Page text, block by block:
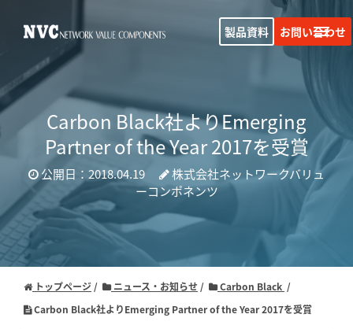
製品資料 お問い合わせ
Carbon Black社よりEmerging
Partner of the Year 2017を受賞
公開日：2018.04.19
株式会社ネットワークバリュ
ーコンポネンツ
トップページ ニュース・お知らせ
Carbon Black
Carbon Black社よりEmerging Partner of the Year 2017を受賞